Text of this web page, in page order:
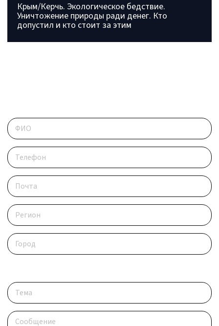
Крым/Керчь. Экологическое бедствие.
Уничтожение природы ради денег. Кто
допустил и кто стоит за этим